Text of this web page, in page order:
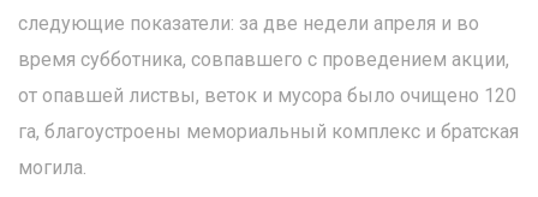
следующие показатели: за две недели апреля и во
время субботника, совпавшего с проведением акции,
от опавшей листвы, веток и мусора было очищено 120
га, благоустроены мемориальный комплекс и братская
могила.